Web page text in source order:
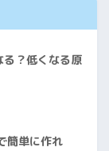
？低くなる原
簡単に作れ